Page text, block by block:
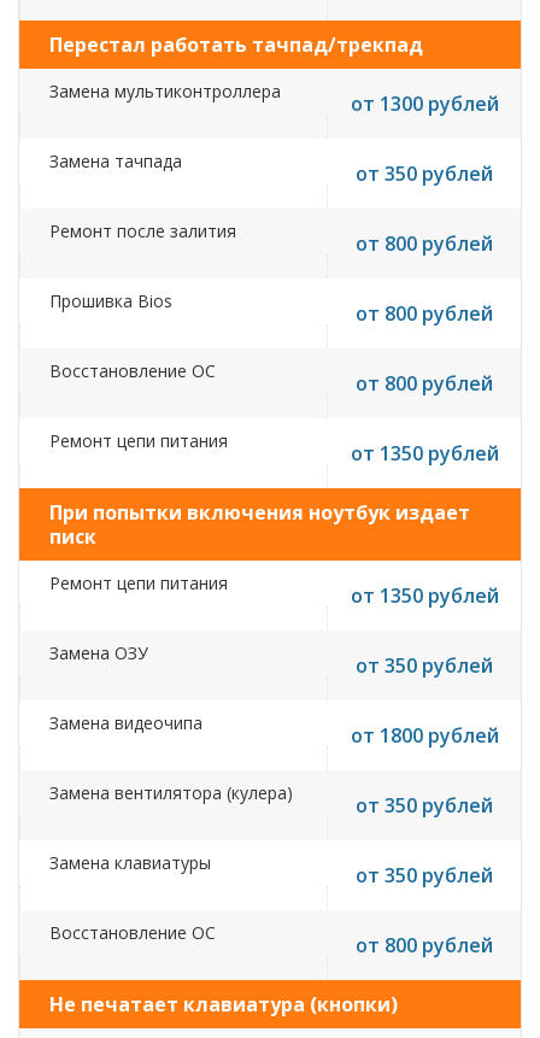
Перестал работать тачпад/трекпад
Замена мультиконтроллера от 1300 рублей
Замена тачпада от 350 рублей
Ремонт после залития от 800 рублей
Прошивка Bios от 800 рублей
Восстановление ОС от 800 рублей
Ремонт цепи питания от 1350 рублей
При попытки включения ноутбук издает
писк
Ремонт цепи питания от 1350 рублей
Замена ОЗУ от 350 рублей
Замена видеочипа от 1800 рублей
Замена вентилятора (кулера) от 350 рублей
Замена клавиатуры от 350 рублей
Восстановление ОС от 800 рублей
Не печатает клавиатура (кнопки)